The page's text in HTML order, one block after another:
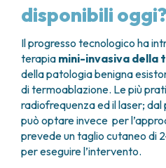
disponibili oggi?
Il progresso tecnologico ha
terapia mini-invasiva della
della patologia benigna
di termoablazione. Le più
radiofrequenza ed il laser; dal
può optare invece per
prevede un taglio cutaneo di
per eseguire l’intervento.